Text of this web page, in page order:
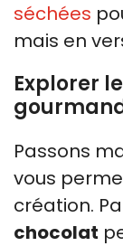
séchées
mais en
Explorer
Passons
vous
création.
chocolat